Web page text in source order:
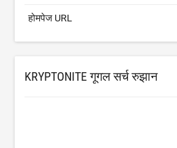
होमपेज URL
KRYPTONITE गूगल सर्च रुझान